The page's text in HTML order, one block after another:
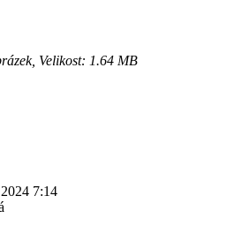
Velikost: 1.64 MB
7:14